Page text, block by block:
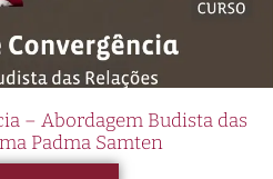
– Abordagem Budista das
Padma Samten